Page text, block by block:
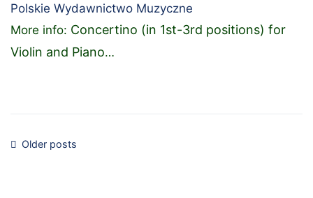
Polskie Wydawnictwo Muzyczne
More info: Concertino (in 1st-3rd positions) for
Violin and Piano…
Posts
Older posts